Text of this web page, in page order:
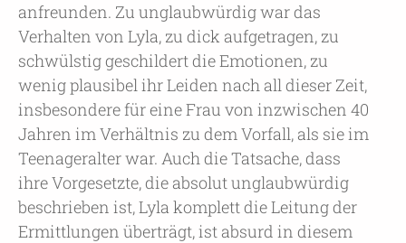
anfreunden. Zu unglaubwürdig war das
Verhalten von Lyla, zu dick aufgetragen, zu
schwülstig geschildert die Emotionen, zu
wenig plausibel ihr Leiden nach all dieser Zeit,
insbesondere für eine Frau von inzwischen 40
Jahren im Verhältnis zu dem Vorfall, als sie im
Teenageralter war. Auch die Tatsache, dass
ihre Vorgesetzte, die absolut unglaubwürdig
beschrieben ist, Lyla komplett die Leitung der
Ermittlungen überträgt, ist absurd in diesem